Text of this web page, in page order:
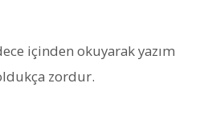
içinden okuyarak yazım
zordur.